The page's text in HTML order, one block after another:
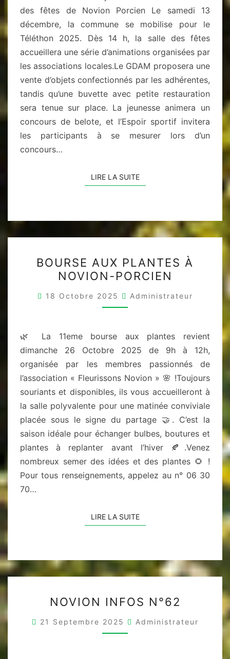
des fêtes de Novion Porcien Le samedi 13
décembre, la commune se mobilise pour le
Téléthon 2025. Dès 14 h, la salle des fêtes
accueillera une série d’animations organisées par
les associations locales.Le GDAM proposera une
vente d’objets confectionnés par les adhérentes,
tandis qu’une buvette avec petite restauration
sera tenue sur place. La jeunesse animera un
concours de belote, et l’Espoir sportif invitera
les participants à se mesurer lors d’un
concours…
LIRE LA SUITELIRE LA SUITE
AUX
PLANTES
À
NOVION-
BOURSE AUX PLANTES À
NOVION-PORCIEN
18 Octobre 2025 Administrateur
🌿 La 11eme bourse aux plantes revient
dimanche 26 Octobre 2025 de 9h à 12h,
organisée par les membres passionnés de
l’association « Fleurissons Novion » 🌸 !Toujours
souriants et disponibles, ils vous accueilleront à
la salle polyvalente pour une matinée conviviale
placée sous le signe du partage 🤝. C’est la
saison idéale pour échanger bulbes, boutures et
plantes à replanter avant l’hiver 🍂.Venez
nombreux semer des idées et des plantes 🌻 !
Pour tous renseignements, appelez au n° 06 30
70…
LIRE LA SUITELIRE LA SUITE
INFOS
N°62
NOVION INFOS N°62
21 Septembre 2025 Administrateur